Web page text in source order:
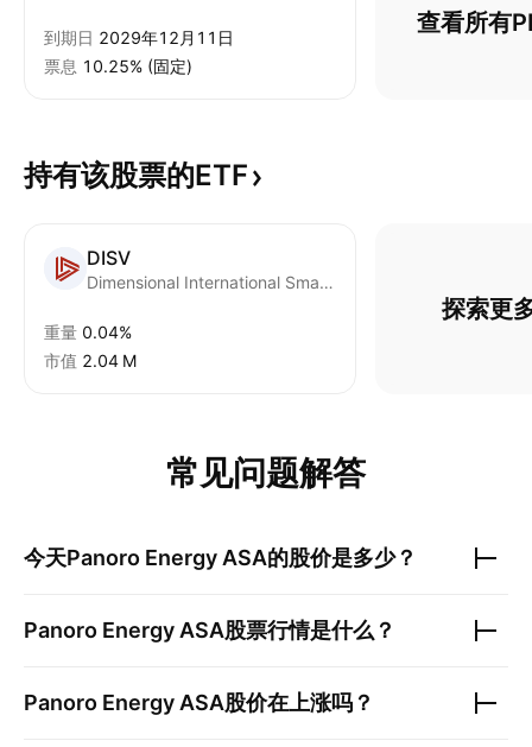
到期日 2029年12月11日
票息 10.25% (固定)
查看所有
持有该股票的ETF
DISV
Dimensional International Small Cap Value ETF
重量 0.04%
市值 ‪2.04 M‬
探索更
常见问题解答
今天Panoro Energy ASA的股价是多少？
Panoro Energy ASA股票行情是什么？
Panoro Energy ASA股价在上涨吗？